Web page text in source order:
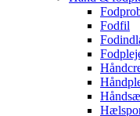
Fodfil